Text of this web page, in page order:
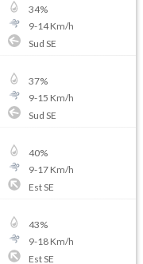
34%
9-14Km/h
Sud SE
37%
9-15 Km/h
Sud SE
40%
9-17Km/h
Est SE
43%
9-18Km/h
Est SE